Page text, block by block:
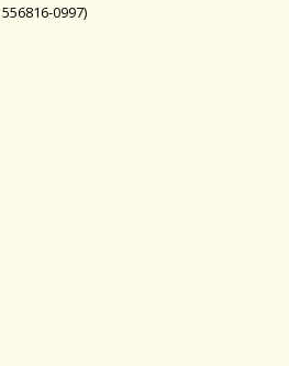
0997)